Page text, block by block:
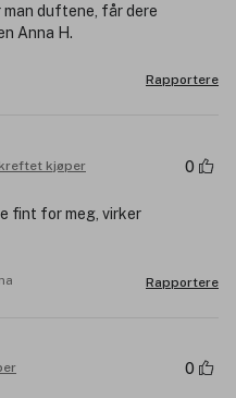
man duftene, får dere
Anna H.
Rapportere
kjøper 0
fint for meg, virker
Rapportere
0